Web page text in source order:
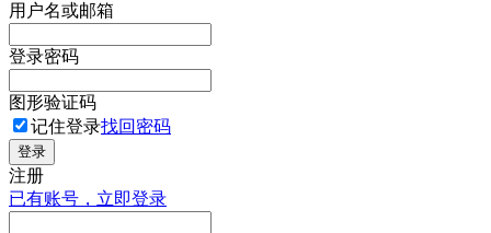
用户名或邮箱
登录密码
图形验证码
记住登录找回密码
登录
注册
已有账号，立即登录